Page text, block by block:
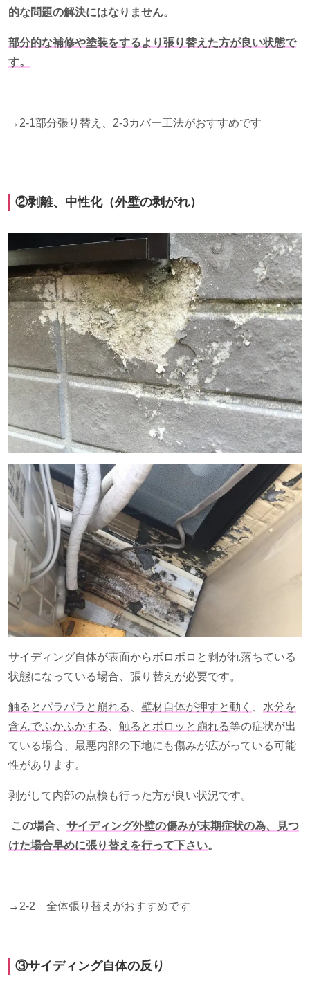
的な問題の解決にはなりません。
部分的な補修や塗装をするより張り替えた方が良い状態で
す。
→2-1部分張り替え、2-3カバー工法がおすすめです
②剥離、中性化（外壁の剥がれ）
サイディング自体が表面からボロボロと剥がれ落ちている
状態になっている場合、張り替えが必要です。
触るとパラパラと崩れる 壁材自体が押すと動く
水分を
含んでふかふかする
触るとボロッと崩れる等の症状が出
ている場合、最悪内部の下地にも傷みが広がっている可能
性があります。
剥がして内部の点検も行った方が良い状況です。
この場合、 サイディング外壁の傷みが末期症状の為、見つ
けた場合早めに張り替えを行って下さい。
→2-2 全体張り替えがおすすめです
③サイディング自体の反り